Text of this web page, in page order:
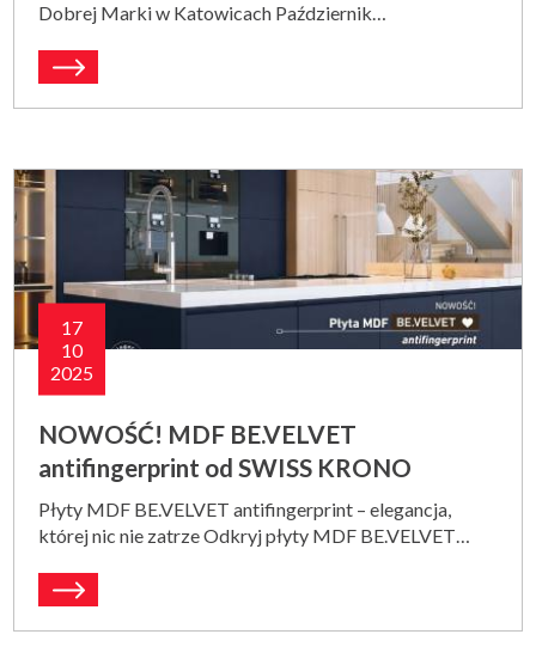
Dobrej Marki w Katowicach Październik…
17
10
2025
NOWOŚĆ! MDF BE.VELVET
antifingerprint od SWISS KRONO
Płyty MDF BE.VELVET antifingerprint – elegancja,
której nic nie zatrze Odkryj płyty MDF BE.VELVET…